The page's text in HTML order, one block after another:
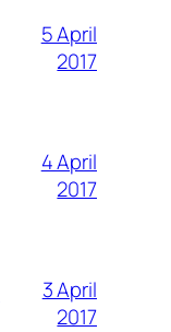
5 April
2017
4 April
2017
3 April
2017